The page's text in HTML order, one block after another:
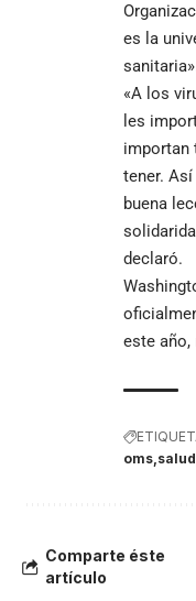
es la
«A los
les
importan
tener.
buena
declaró.
este año,
oms salud
Comparte éste
artículo